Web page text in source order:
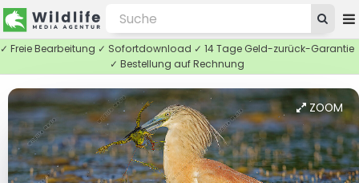
✓ Freie Bearbeitung ✓ Sofortdownload ✓ 14 Tage Geld-zurück-Garantie
✓ Bestellung auf Rechnung
ZOOM